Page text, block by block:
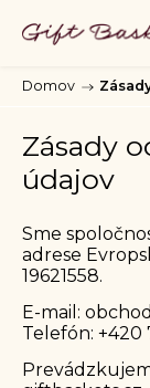
Domov /
Zásady
údajov
Sme
adrese
19621558.
E-mail:
Telefón: +420